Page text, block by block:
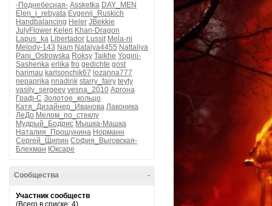
-Поднебесная- Assketka DAY_MEN
Elen_i_rebyata Evgenij_Ruskich
Handbalancing Heler JBekkie
JulyFlower Kelen Khan-Dragon
Lapus_ka Libertador Lussit Mela-ni
Melody-143 Nam Natalya4455 Nattaliya
Pani_Ostrowska Roksy Taikhe Yogini-
Sashenka erlika fro gedichte gost
harimau karlsonchik67 lozanna777
nepaprika nnadink starry_fairy teyty
vasily_sergeev vesna_2010 Аргона
Граф-С Золотое_кольцо
Катя_Дизайнер_Иванова Лаконика
ЛеДо Мелом_по_стеклу
Мудрый_Бодрис Мышка-Машка
Наталия_Прошунина Норманн
Сергей_Щипин София_Выговская-
Блехман Юксаре
-
Сообщества
Участник сообществ
(Всего в списке: 4)